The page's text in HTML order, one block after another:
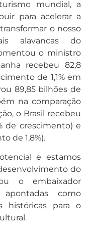
mundial, a
para acelerar a
o nosso
alavancas do
o ministro
recebeu 82,8
de 1,1% em
89,85 bilhões de
na comparação
o Brasil recebeu
de crescimento) e
de 1,8%).
e estamos
do
o embaixador
como
históricas para o